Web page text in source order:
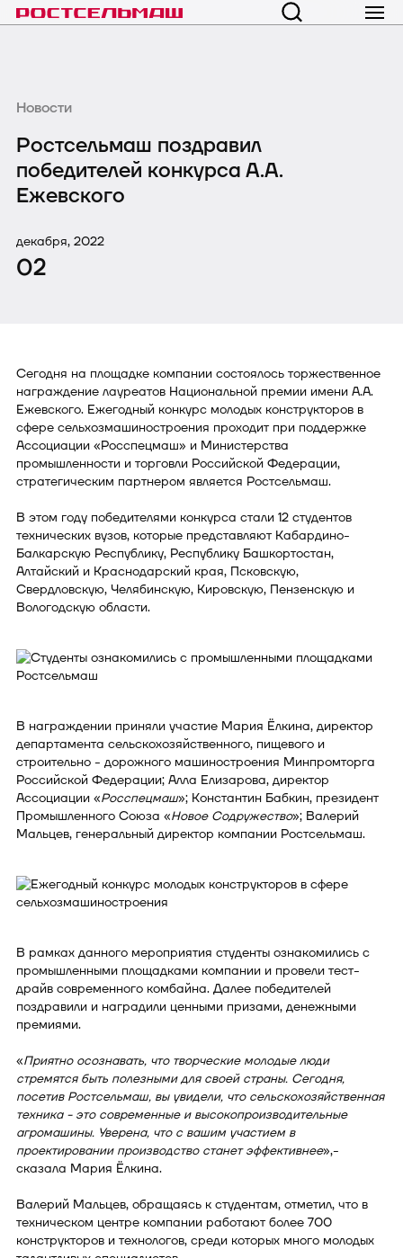
Новости
Ростсельмаш поздравил
победителей конкурса А.А.
Ежевского
декабря, 2022
02
Сегодня на площадке компании состоялось торжественное
награждение лауреатов Национальной премии имени А.А.
Ежевского. Ежегодный конкурс молодых конструкторов в
сфере сельхозмашиностроения проходит при поддержке
Ассоциации «Росспецмаш» и Министерства
промышленности и торговли Российской Федерации,
стратегическим партнером является Ростсельмаш.
В этом году победителями конкурса стали 12 студентов
технических вузов, которые представляют Кабардино-
Балкарскую Республику, Республику Башкортостан,
Алтайский и Краснодарский края, Псковскую,
Свердловскую, Челябинскую, Кировскую, Пензенскую и
Вологодскую области.
В награждении приняли участие Мария Ёлкина, директор
департамента сельскохозяйственного, пищевого и
строительно - дорожного машиностроения Минпромторга
Российской Федерации; Алла Елизарова, директор
Ассоциации «Росспецмаш»; Константин Бабкин, президент
Промышленного Союза «Новое Содружество»; Валерий
Мальцев, генеральный директор компании Ростсельмаш.
В рамках данного мероприятия студенты ознакомились с
промышленными площадками компании и провели тест-
драйв современного комбайна. Далее победителей
поздравили и наградили ценными призами, денежными
премиями.
«Приятно осознавать, что творческие молодые люди
стремятся быть полезными для своей страны. Сегодня,
посетив Ростсельмаш, вы увидели, что сельскохозяйственная
техника - это современные и высокопроизводительные
агромашины. Уверена, что с вашим участием в
проектировании производство станет эффективнее»,-
сказала Мария Ёлкина.
Валерий Мальцев, обращаясь к студентам, отметил, что в
техническом центре компании работают более 700
конструкторов и технологов, среди которых много молодых